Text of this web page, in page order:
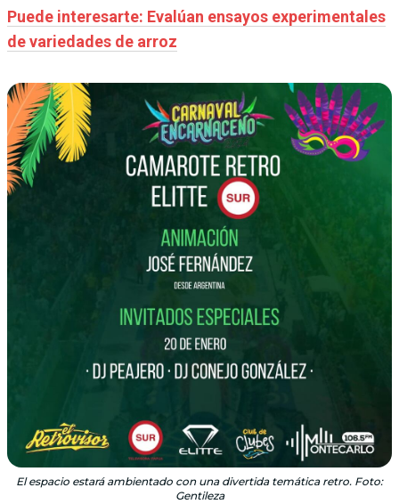
Puede interesarte: Evalúan ensayos experimentales
de variedades de arroz
El espacio estará ambientado con una divertida temática retro. Foto:
Gentileza